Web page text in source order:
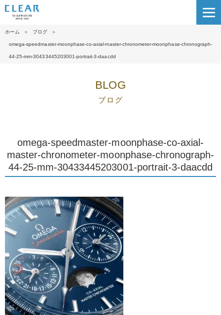
ホーム ＞ ブログ ＞
omega-speedmaster-moonphase-co-axial-master-chronometer-moonphase-chronograph-
44-25-mm-30433445203001-portrait-3-daacdd
BLOG
ブログ
omega-speedmaster-moonphase-co-axial-
master-chronometer-moonphase-chronograph-
44-25-mm-30433445203001-portrait-3-daacdd